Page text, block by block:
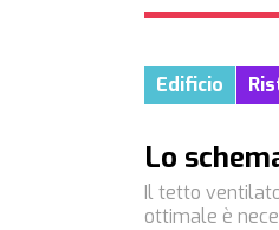
Edificio
Lo
Il tetto
ottimale è